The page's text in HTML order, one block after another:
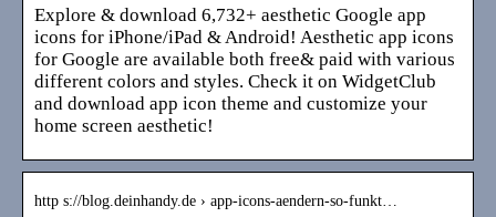
Explore & download 6,732+ aesthetic Google app
icons for iPhone/iPad & Android! Aesthetic app icons
for Google are available both free& paid with various
different colors and styles. Check it on WidgetClub
and download app icon theme and customize your
home screen aesthetic!
http s://blog.deinhandy.de › app-icons-aendern-so-funkt…